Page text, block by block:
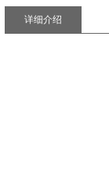
详细介绍